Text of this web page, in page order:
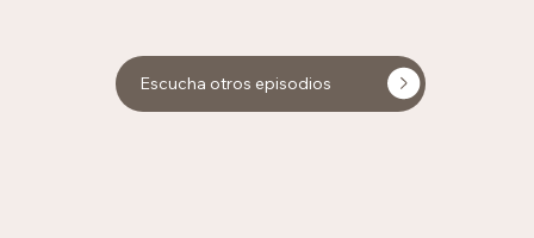
Escucha otros episodios